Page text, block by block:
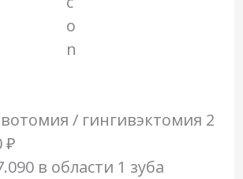
/ гингивэктомия 2
₽
в области 1 зуба